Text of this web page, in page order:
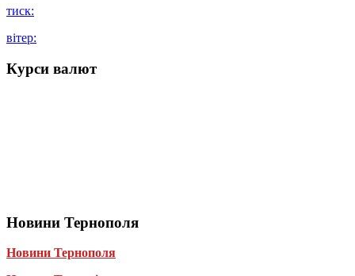
тиск:
вітер:
Курси валют
Новини Тернополя
Новини Тернополя